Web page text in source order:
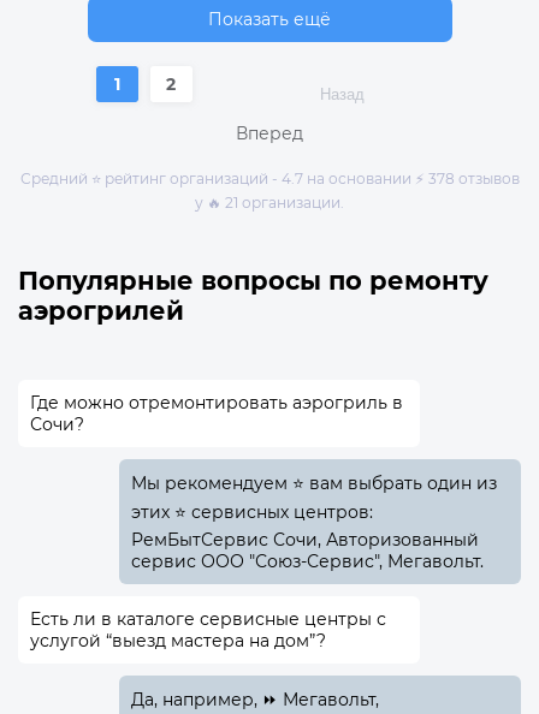
Показать ещё
Назад
1 2
Вперед
Средний ⭐ рейтинг организаций - 4.7 на основании ⚡ 378 отзывов
у 🔥 21 организации.
Популярные вопросы по ремонту
аэрогрилей
Где можно отремонтировать аэрогриль в
Сочи?
Мы рекомендуем ⭐ вам выбрать один из
этих ⭐ сервисных центров:
РемБытСервис Сочи, Авторизованный
сервис ООО "Союз-Сервис", Мегавольт.
Есть ли в каталоге сервисные центры с
услугой “выезд мастера на дом”?
Да, например, ⏩ Мегавольт,